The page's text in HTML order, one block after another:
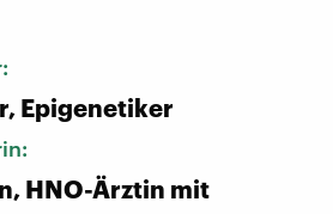
Epigenetiker
HNO-Ärztin mit